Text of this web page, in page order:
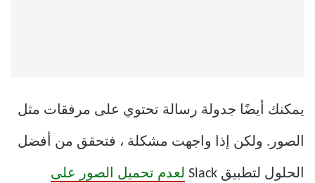
يمكنك أيضًا جدولة رسالة تحتوي على مرفقات مثل
الصور. ولكن إذا واجهت مشكلة ، فتحقق من أفضل
الحلول لتطبيق Slack لعدم تحميل الصور على